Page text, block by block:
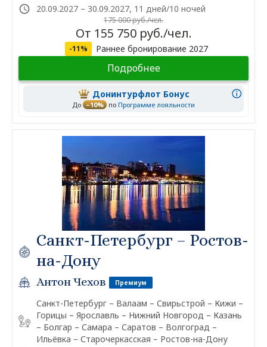
20.09.2027 – 30.09.2027, 11 дней/10 ночей
175 000 руб./чел.
От 155 750 руб./чел.
-11% Раннее бронирование 2027
Подробнее
Донинтурфлот Бонус
До –10% по Программе лояльности
Санкт-Петербург – Ростов-
на-Дону
Антон Чехов Премиум
Санкт-Петербург – Валаам – Свирьстрой – Кижи –
Горицы – Ярославль – Нижний Новгород – Казань
– Болгар – Самара – Саратов – Волгоград –
Ильёвка – Старочеркасская – Ростов-на-Дону